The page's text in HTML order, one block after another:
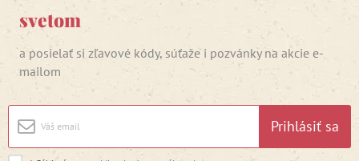
svetom
a posielať si zľavové kódy, súťaže i pozvánky na akcie e-
mailom
Prihlásiť sa